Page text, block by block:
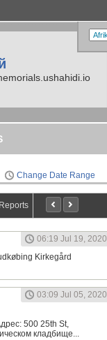
Change Date Range
06:19 Jul 19, 2020
Kirkegård
03:09 Jul 05, 2020
500 25th St,
кладбище...